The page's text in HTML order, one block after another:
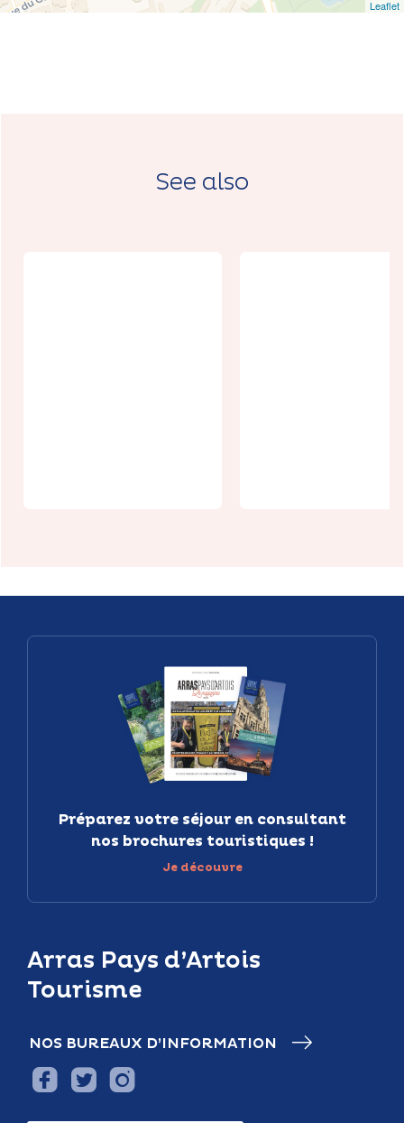
Leaflet
See also
Arras Pays d’Artois
Tourisme
NOS BUREAUX D’INFORMATION
Préparez votre séjour en consultant
nos brochures touristiques !
Je découvre